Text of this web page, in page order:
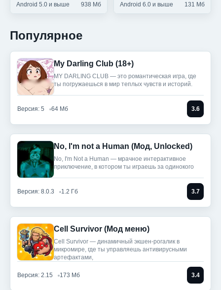
Android 5.0 и выше 938 Мб Android 6.0 и выше 131 Мб
Популярное
My Darling Club (18+)
MY DARLING CLUB — это романтическая игра, где
ты погружаешься в мир теплых чувств и историй.
Версия: 5 64 Мб 3.6
No, I'm not a Human (Мод, Unlocked)
No, I'm Not a Human — мрачное интерактивное
приключение, в котором ты играешь за одинокого
Версия: 8.0.3 1.2 Гб 3.7
Cell Survivor (Мод меню)
Cell Survivor — динамичный экшен-рогалик в
микромире, где ты управляешь антивирусными
артефактами,
Версия: 2.15 173 Мб 3.4